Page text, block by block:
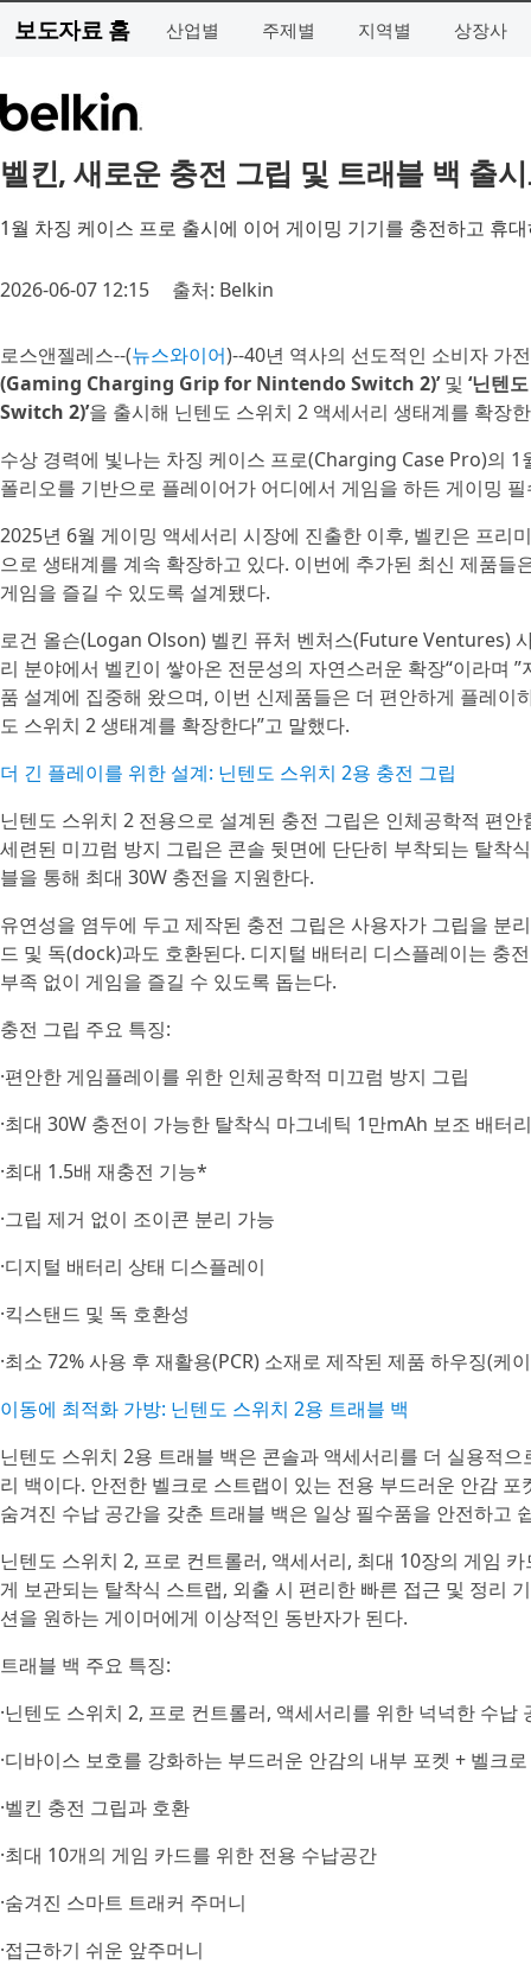
보도자료 홈 산업별 주제별 지역별 상장사
벨킨, 새로운 충전 그립 및 트래블 백 출
1월 차징 케이스 프로 출시에 이어 게이밍 기기를 충전하고 휴
2026-06-07 12:15 출처: Belkin
로스앤젤레스--(뉴스와이어)--40년 역사의 선도적인 소비자 가
(Gaming Charging Grip for Nintendo Switch 2)’및 ‘닌텐
Switch 2)’을 출시해 닌텐도 스위치 2 액세서리 생태계를 확장
수상 경력에 빛나는 차징 케이스 프로(Charging Case Pro)의
폴리오를 기반으로 플레이어가 어디에서 게임을 하든 게이밍
2025년 6월 게이밍 액세서리 시장에 진출한 이후, 벨킨은 프리
으로 생태계를 계속 확장하고 있다. 이번에 추가된 최신 제품
게임을 즐길 수 있도록 설계됐다.
로건 올슨(Logan Olson) 벨킨 퓨처 벤처스(Future Ventures)
리 분야에서 벨킨이 쌓아온 전문성의 자연스러운 확장“이라며
품 설계에 집중해 왔으며, 이번 신제품들은 더 편안하게 플레
도 스위치 2 생태계를 확장한다”고 말했다.
더 긴 플레이를 위한 설계: 닌텐도 스위치 2용 충전 그립
닌텐도 스위치 2 전용으로 설계된 충전 그립은 인체공학적 편
세련된 미끄럼 방지 그립은 콘솔 뒷면에 단단히 부착되는 탈착
블을 통해 최대 30W 충전을 지원한다.
유연성을 염두에 두고 제작된 충전 그립은 사용자가 그립을 분
드 및 독(dock)과도 호환된다. 디지털 배터리 디스플레이는 충
부족 없이 게임을 즐길 수 있도록 돕는다.
충전 그립 주요 특징:
·편안한 게임플레이를 위한 인체공학적 미끄럼 방지 그립
·최대 30W 충전이 가능한 탈착식 마그네틱 1만mAh 보조 배터리
·최대 1.5배 재충전 기능*
·그립 제거 없이 조이콘 분리 가능
·디지털 배터리 상태 디스플레이
·킥스탠드 및 독 호환성
·최소 72% 사용 후 재활용(PCR) 소재로 제작된 제품 하우징(케
이동에 최적화 가방: 닌텐도 스위치 2용 트래블 백
닌텐도 스위치 2용 트래블 백은 콘솔과 액세서리를 더 실용적
리 백이다. 안전한 벨크로 스트랩이 있는 전용 부드러운 안감
숨겨진 수납 공간을 갖춘 트래블 백은 일상 필수품을 안전하고
닌텐도 스위치 2, 프로 컨트롤러, 액세서리, 최대 10장의 게임
게 보관되는 탈착식 스트랩, 외출 시 편리한 빠른 접근 및 정리
션을 원하는 게이머에게 이상적인 동반자가 된다.
트래블 백 주요 특징:
·닌텐도 스위치 2, 프로 컨트롤러, 액세서리를 위한 넉넉한 수납
·디바이스 보호를 강화하는 부드러운 안감의 내부 포켓 + 벨크
·벨킨 충전 그립과 호환
·최대 10개의 게임 카드를 위한 전용 수납공간
·숨겨진 스마트 트래커 주머니
·접근하기 쉬운 앞주머니